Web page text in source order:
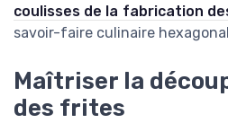
coulisses de la fabrication
savoir-faire culinaire
Maîtriser la
des frites